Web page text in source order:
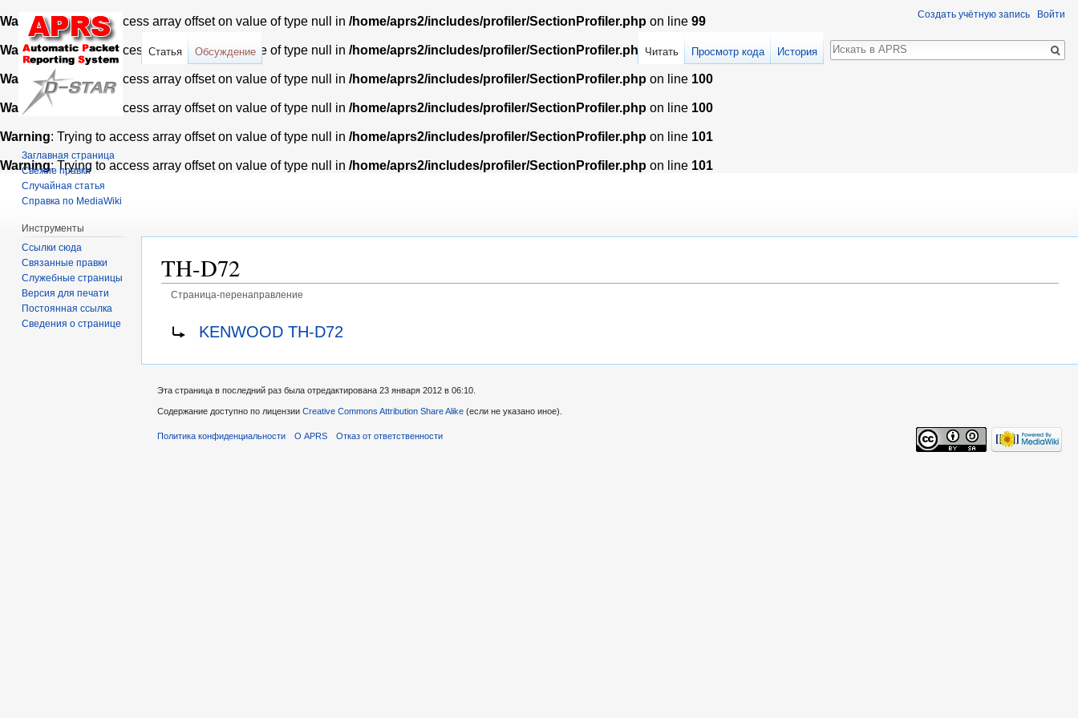
Warning : Trying to access array offset on value of type null in /home/aprs2/includes/profiler/SectionProfiler.php on line 99
Warning: Trying to access array offset on value of type null in /home/aprs2/includes/profiler/SectionProfiler.phpon line 99
Warning: Trying to access array offset on value of type null in /home/aprs2/includes/profiler/SectionProfiler.php on line 100
Warning : Trying to access array offset on value of type null in /home/aprs2/includes/profiler/SectionProfiler.php on line 100
Warning: Trying to access array offset on value of type null in /home/aprs2/includes/profiler/SectionProfiler.php on line 101
Warning: Trying to access array offset on value of type null in /home/aprs2/includes/profiler/SectionProfiler.php on line 101
TH-D72
Страница-перенаправление
KENWOOD TH-D72
Создать учётную запись Войти
Статья Обсуждение Читать Просмотр кода История
Поиск
Заглавная страница
Свежие правки
Случайная статья
Справка по MediaWiki
Инструменты
Ссылки сюда
Связанные правки
Служебные страницы
Версия для печати
Постоянная ссылка
Сведения о странице
Эта страница в последний раз была отредактирована 23 января 2012 в 06:10.
Содержание доступно по лицензии Creative Commons Attribution Share Alike (если не указано иное).
Политика конфиденциальности О APRS Отказ от ответственности